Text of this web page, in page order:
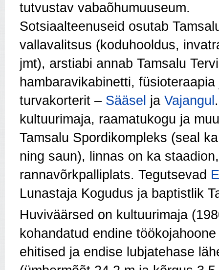
tutvustav vabaõhumuuseum.
Sotsiaalteenuseid osutab
vallavalitsus (koduhooldus,
jmt), arstiabi annab Tamsalu
hambaravikabinetti,
turvakorterit – Sääsel ja Vajangul
kultuurimaja, raamatukogu ja
Tamsalu Spordikompleks (seal
ning saun), linnas on ka
rannavõrkpalliplats. Tegutsevad
Lunastaja Kogudus ja baptistlik
Huviväärsed on kultuurimaja
kohandatud endine
ehitised ja endise lubjatehase